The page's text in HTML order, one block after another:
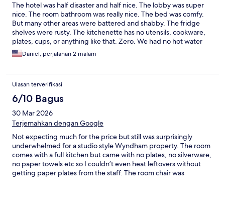
The hotel was half disaster and half nice. The lobby was super
nice. The room bathroom was really nice. The bed was comfy.
But many other areas were battered and shabby. The fridge
shelves were rusty. The kitchenette has no utensils, cookware,
plates, cups, or anything like that. Zero. We had no hot water
the first morning and it would not get fixed until after we had to
leave for the day. The "hot" breakfast wasn't ready yet so we got
SunnyD. I had to hunt across many floors to finally find an
icemaker that worked after the first several did not. I will
certainly never stay here again.
Daniel, perjalanan 2 malam
Ulasan terverifikasi
6/10 Bagus
30 Mar 2026
Terjemahkan dengan Google
Not expecting much for the price but still was surprisingly
underwhelmed for a studio style Wyndham property. The room
comes with a full kitchen but came with no plates, no silverware,
no paper towels etc so I couldn’t even heat leftovers without
getting paper plates from the staff. The room chair was